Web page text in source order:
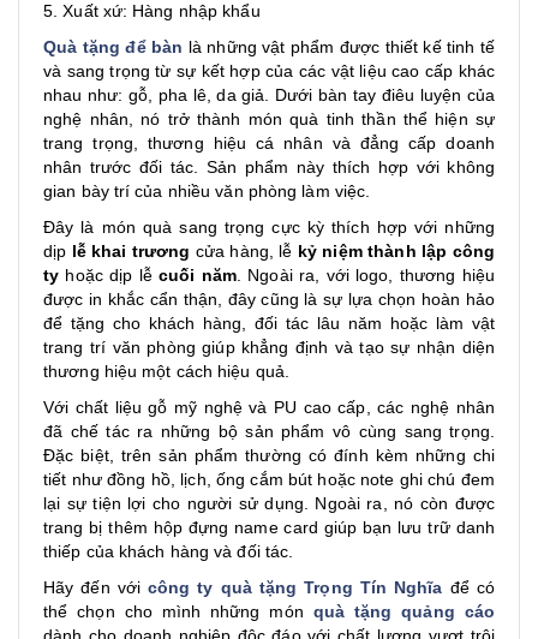
5. Xuất xứ: Hàng nhập khẩu
Quà tặng để bàn là những vật phẩm được thiết kế tinh tế
và sang trọng từ sự kết hợp của các vật liệu cao cấp khác
nhau như: gỗ, pha lê, da giả. Dưới bàn tay điêu luyện của
nghệ nhân, nó trở thành món quà tinh thần thể hiện sự
trang trọng, thương hiệu cá nhân và đẳng cấp doanh
nhân trước đối tác. Sản phẩm này thích hợp với không
gian bày trí của nhiều văn phòng làm việc.
Đây là món quà sang trọng cực kỳ thích hợp với những
dịp lễ khai trương cửa hàng, lễ kỷ niệm thành lập công
ty hoặc dịp lễ cuối năm. Ngoài ra, với logo, thương hiệu
được in khắc cẩn thận, đây cũng là sự lựa chọn hoàn hảo
để tặng cho khách hàng, đối tác lâu năm hoặc làm vật
trang trí văn phòng giúp khẳng định và tạo sự nhận diện
thương hiệu một cách hiệu quả.
Với chất liệu gỗ mỹ nghệ và PU cao cấp, các nghệ nhân
đã chế tác ra những bộ sản phẩm vô cùng sang trọng.
Đặc biệt, trên sản phẩm thường có đính kèm những chi
tiết như đồng hồ, lịch, ống cắm bút hoặc note ghi chú đem
lại sự tiện lợi cho người sử dụng. Ngoài ra, nó còn được
trang bị thêm hộp đựng name card giúp bạn lưu trữ danh
thiếp của khách hàng và đối tác.
Hãy đến với công ty quà tặng Trọng Tín Nghĩa để có
thể chọn cho mình những món quà tặng quảng cáo